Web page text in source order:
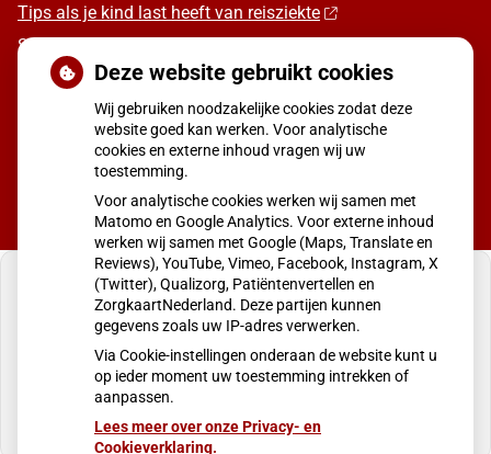
Tips als je kind last heeft van reisziekte
Sterke zon op je huid: let op
Denk je na over een borstvergroting?
Twijfel over gender? Hier vind je hulp
U heeft geen toestemming gegeven voor
externe inhoud die nodig is om dit te zien.
Cookie-instellingen wijzigen
Deze website gebruikt cookies
Wij gebruiken noodzakelijke cookies zodat deze
website goed kan werken. Voor analytische
cookies en externe inhoud vragen wij uw
toestemming.
Voor analytische cookies werken wij samen met
Matomo en Google Analytics. Voor externe inhoud
werken wij samen met Google (Maps, Translate en
Reviews), YouTube, Vimeo, Facebook, Instagram, X
(Twitter), Qualizorg, Patiëntenvertellen en
ZorgkaartNederland. Deze partijen kunnen
gegevens zoals uw IP-adres verwerken.
Via Cookie-instellingen onderaan de website kunt u
op ieder moment uw toestemming intrekken of
aanpassen.
Lees meer over onze Privacy- en
Cookieverklaring.